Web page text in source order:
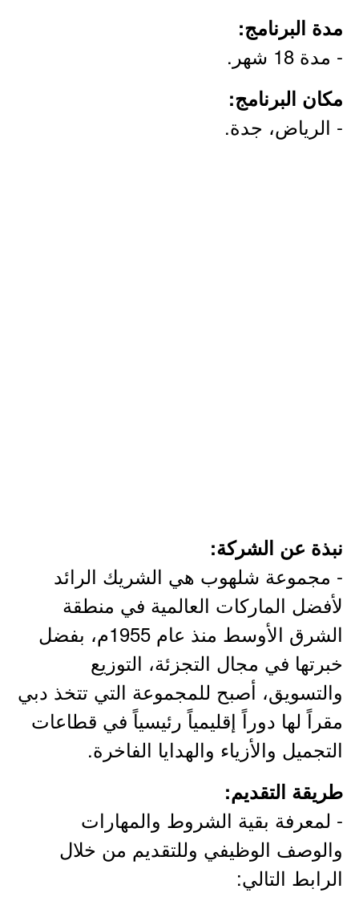
مدة البرنامج:
- مدة 18 شهر.
مكان البرنامج:
- الرياض، جدة.
نبذة عن الشركة:
- مجموعة شلهوب هي الشريك الرائد
لأفضل الماركات العالمية في منطقة
الشرق الأوسط منذ عام 1955م، بفضل
خبرتها في مجال التجزئة، التوزيع
والتسويق، أصبح للمجموعة التي تتخذ دبي
مقراً لها دوراً إقليمياً رئيسياً في قطاعات
التجميل والأزياء والهدايا الفاخرة.
طريقة التقديم:
- لمعرفة بقية الشروط والمهارات
والوصف الوظيفي وللتقديم من خلال
الرابط التالي: